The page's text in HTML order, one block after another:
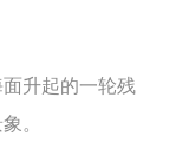
升起的一轮残
。